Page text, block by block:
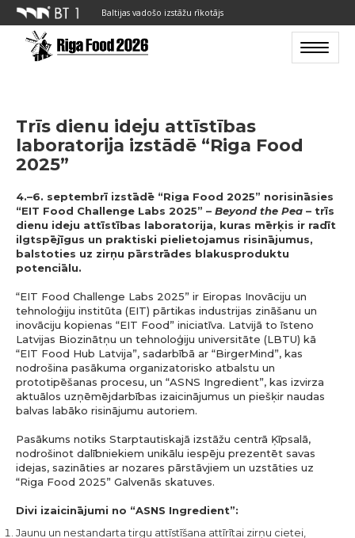
Baltijas vadošo izstāžu rīkotājs
Toggle
Trīs dienu ideju attīstības
laboratorija izstādē “Riga Food
2025”
4.–6. septembrī izstādē “Riga Food 2025” norisināsies
“EIT Food Challenge Labs 2025” – Beyond the Pea – trīs
dienu ideju attīstības laboratorija, kuras mērķis ir radīt
ilgtspējīgus un praktiski pielietojamus risinājumus,
balstoties uz zirņu pārstrādes blakusproduktu
potenciālu.
“EIT Food Challenge Labs 2025” ir Eiropas Inovāciju un
tehnoloģiju institūta (EIT) pārtikas industrijas zināšanu un
inovāciju kopienas “EIT Food” iniciatīva. Latvijā to īsteno
Latvijas Biozinātņu un tehnoloģiju universitāte (LBTU) kā
“EIT Food Hub Latvija”, sadarbībā ar “BirgerMind”, kas
nodrošina pasākuma organizatorisko atbalstu un
prototipēšanas procesu, un “ASNS Ingredient”, kas izvirza
aktuālos uzņēmējdarbības izaicinājumus un piešķir naudas
balvas labāko risinājumu autoriem.
Pasākums notiks Starptautiskajā izstāžu centrā Ķīpsalā,
nodrošinot dalībniekiem unikālu iespēju prezentēt savas
idejas, sazināties ar nozares pārstāvjiem un uzstāties uz
“Riga Food 2025” Galvenās skatuves.
Divi izaicinājumi no “ASNS Ingredient”:
Jaunu un nestandarta tirgu attīstīšana attīrītai zirņu cietei,